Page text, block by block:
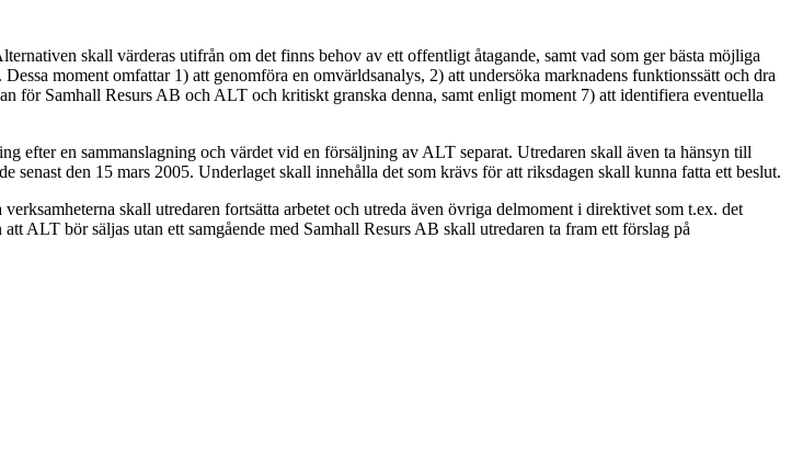
skall värderas utifrån om det finns behov av ett offentligt åtagande, samt vad som ger bästa möjliga
moment omfattar 1) att genomföra en omvärldsanalys, 2) att undersöka marknadens funktionssätt och dra
för Samhall Resurs AB och ALT och kritiskt granska denna, samt enligt moment 7) att identifiera eventuella
efter en sammanslagning och värdet vid en försäljning av ALT separat. Utredaren skall även ta hänsyn till
senast den 15 mars 2005. Underlaget skall innehålla det som krävs för att riksdagen skall kunna fatta ett beslut.
skall utredaren fortsätta arbetet och utreda även övriga delmoment i direktivet som t.ex. det
ALT bör säljas utan ett samgående med Samhall Resurs AB skall utredaren ta fram ett förslag på